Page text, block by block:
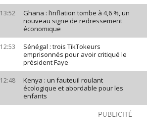
13:52
Ghana : l’inflation tombe à 4,6 %, un
nouveau signe de redressement
économique
12:53
Sénégal : trois TikTokeurs
emprisonnés pour avoir critiqué le
président Faye
12:48
Kenya : un fauteuil roulant
écologique et abordable pour les
enfants
PUBLICITÉ